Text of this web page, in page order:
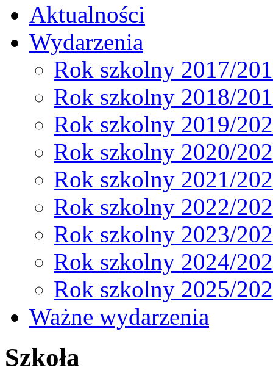
Aktualności
Wydarzenia
Rok szkolny 2017/
Rok szkolny 2018/
Rok szkolny 2019/
Rok szkolny 2020/
Rok szkolny 2021/
Rok szkolny 2022/
Rok szkolny 2023/
Rok szkolny 2024/
Rok szkolny 2025/
Ważne wydarzenia
Szkoła